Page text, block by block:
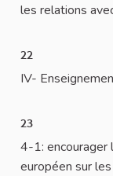
les relations
22
IV-
23
4-1: encourager
européen sur